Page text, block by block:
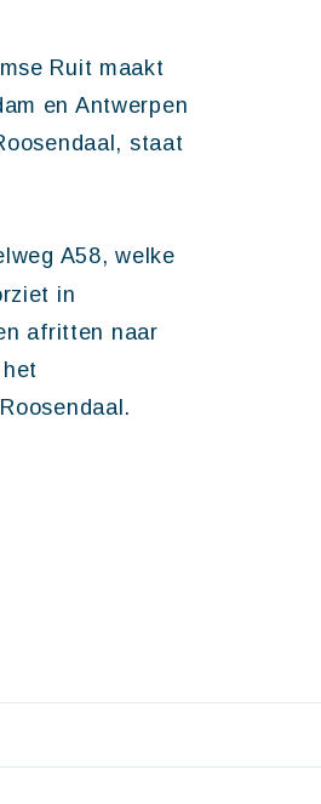
Ruit maakt
en Antwerpen
staat
A58, welke
in
afritten naar